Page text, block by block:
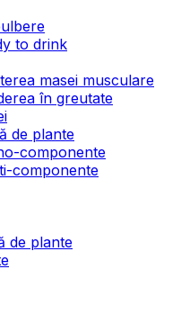
to drink
masei musculare
în greutate
de plante
componente
componente
de plante